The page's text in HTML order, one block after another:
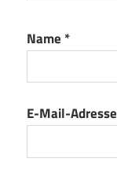
Name *
E-Mail-Adresse